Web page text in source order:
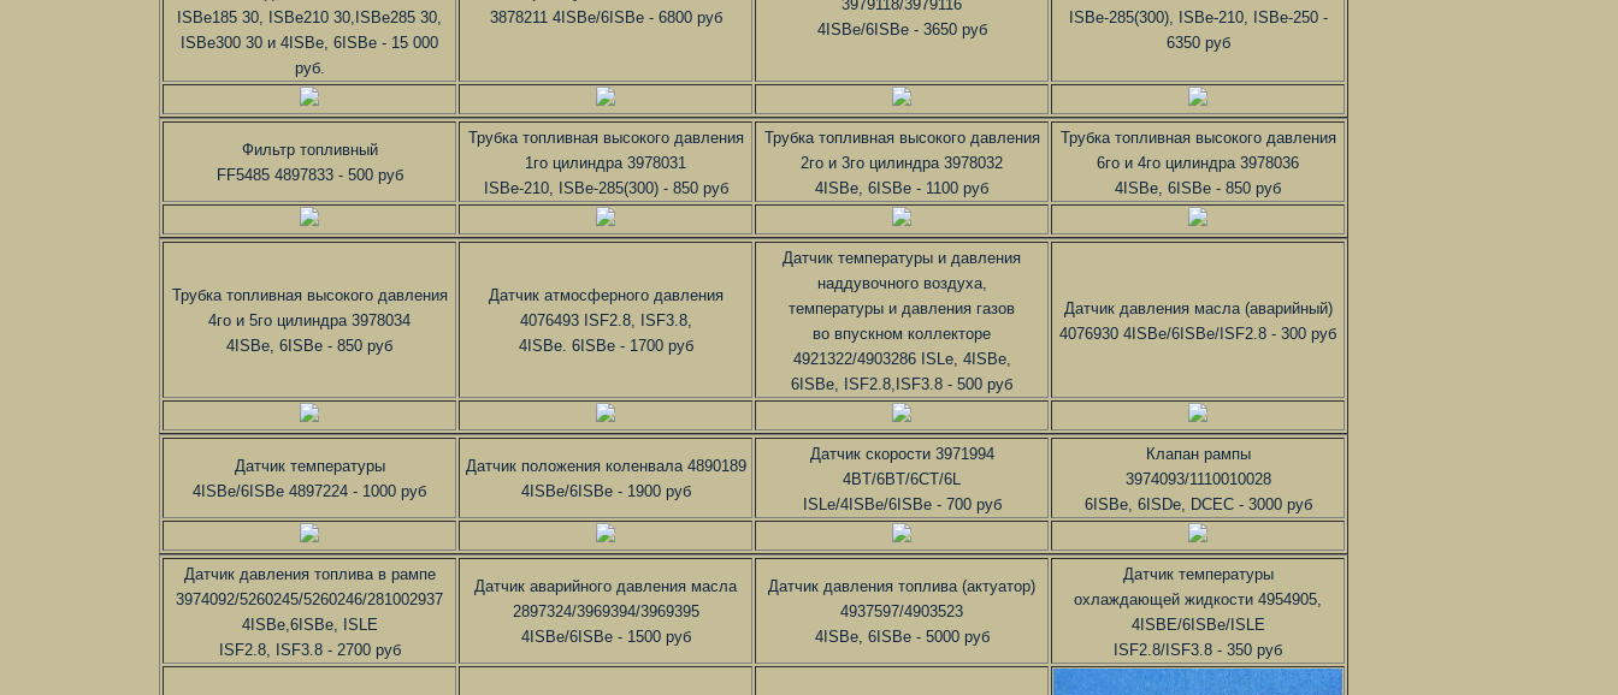
ISBe185 30, ISBe210 30,ISBe285 30,
ISBe300 30 и 4ISBe, 6ISBe - 15 000
руб.
3878211 4ISBe/6ISBe - 6800 руб
3979118/3979116
4ISBe/6ISBe - 3650 руб
ISBe-285(300), ISBe-210, ISBe-250 -
6350 руб
Фильтр топливный
FF5485 4897833 - 500 руб
Трубка топливная высокого давления
1го цилиндра 3978031
ISBe-210, ISBe-285(300) - 850 руб
Трубка топливная высокого давления
2го и 3го цилиндра 3978032
4ISBe, 6ISBe - 1100 руб
Трубка топливная высокого давления
6го и 4го цилиндра 3978036
4ISBe, 6ISBe - 850 руб
Трубка топливная высокого давления
4го и 5го цилиндра 3978034
4ISBe, 6ISBe - 850 руб
Датчик атмосферного давления
4076493 ISF2.8, ISF3.8,
4ISBe. 6ISBe - 1700 руб
Датчик температуры и давления
наддувочного воздуха,
температуры и давления газов
во впускном коллекторе
4921322/4903286 ISLe, 4ISBe,
6ISBe, ISF2.8,ISF3.8 - 500 руб
Датчик давления масла (аварийный)
4076930 4ISBe/6ISBe/ISF2.8 - 300 руб
Датчик температуры
4ISBe/6ISBe 4897224 - 1000 руб
Датчик положения коленвала 4890189
4ISBe/6ISBe - 1900 руб
Датчик скорости 3971994
4BT/6BT/6CT/6L
ISLe/4ISBe/6ISBe - 700 руб
Клапан рампы
3974093/1110010028
6ISBe, 6ISDe, DCEC - 3000 руб
Датчик давления топлива в рампе
3974092/5260245/5260246/281002937
4ISBe,6ISBe, ISLE
ISF2.8, ISF3.8 - 2700 руб
Датчик аварийного давления масла
2897324/3969394/3969395
4ISBe/6ISBe - 1500 руб
Датчик давления топлива (актуатор)
4937597/4903523
4ISBe, 6ISBe - 5000 руб
Датчик температуры
охлаждающей жидкости 4954905,
4ISBE/6ISBe/ISLE
ISF2.8/ISF3.8 - 350 руб